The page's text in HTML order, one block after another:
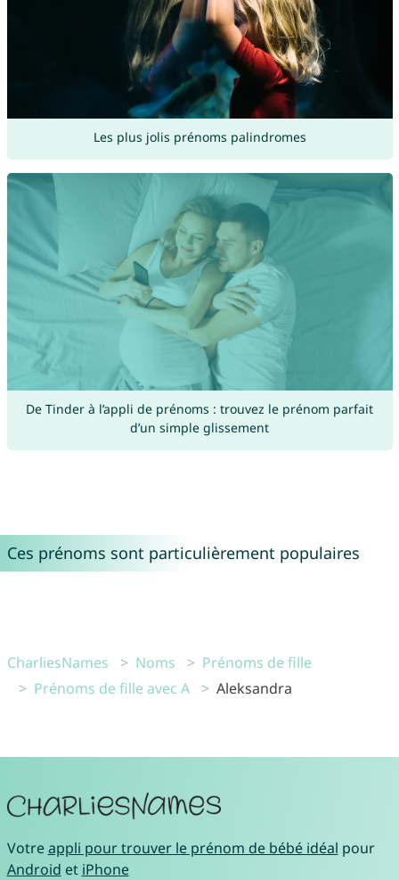
Les plus jolis prénoms palindromes
De Tinder à l’appli de prénoms : trouvez le prénom parfait
d’un simple glissement
Ces prénoms sont particulièrement populaires
CharliesNames Noms
Prénoms de fille
Prénoms de fille avec A
Aleksandra
Votreappli pour trouver le prénom de bébé idéal pour
Android et iPhone